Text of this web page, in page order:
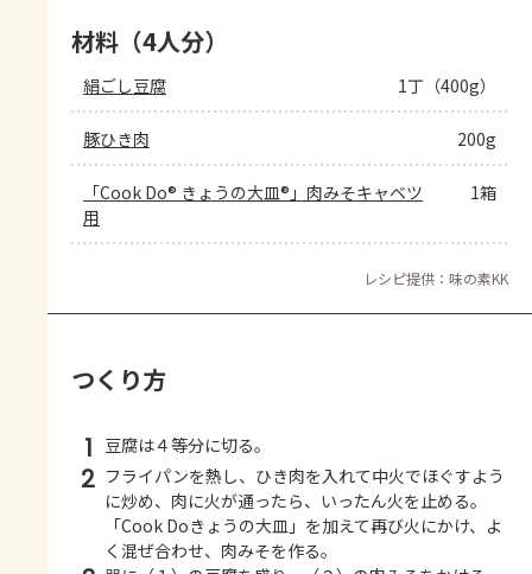
材料（4人分）
絹ごし豆腐 1丁（400g）
豚ひき肉 200g
「Cook Do® きょうの大皿®」肉みそキャベツ
用
1箱
レシピ提供：味の素KK
つくり方
1 豆腐は４等分に切る。
2 フライパンを熱し、ひき肉を入れて中火でほぐすよう
に炒め、肉に火が通ったら、いったん火を止める。
「Cook Doきょうの大皿」を加えて再び火にかけ、よ
く混ぜ合わせ、肉みそを作る。